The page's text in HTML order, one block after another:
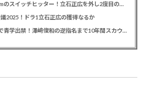
カープドラ1平川蓮！187cmのスイッチヒッター！立石正広を外し2度目の重複も新井監督がクジを引き当てる！【ドラフト会議2025】
議2025！ドラ1立石正広の獲得なるか
緒方孝市カープドラ3指名で青学出禁！澤﨑俊和の逆指名まで10年間スカウト出禁